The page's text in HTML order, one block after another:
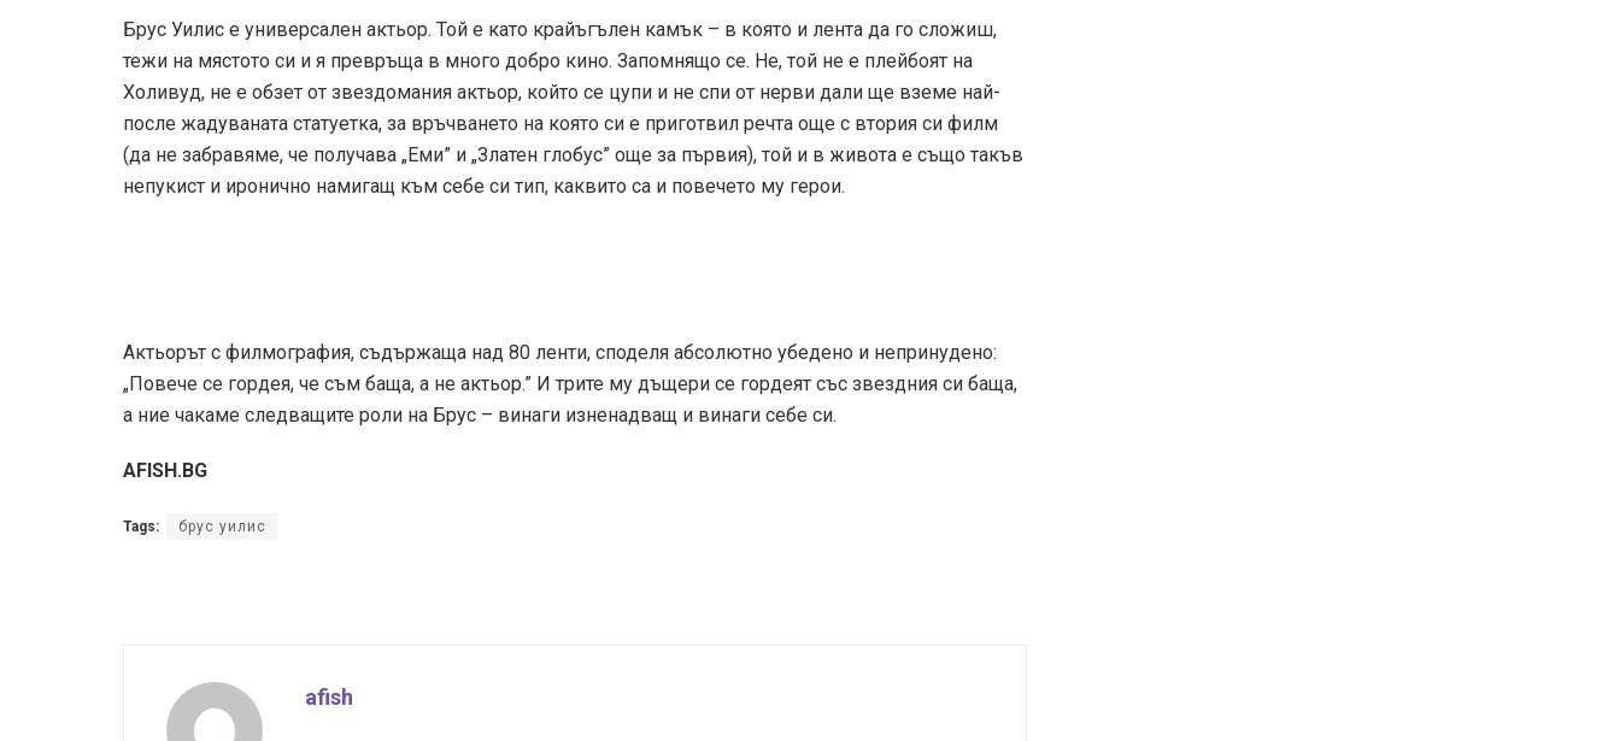
Брус Уилис е универсален актьор. Той е като крайъгълен камък – в която и лента да го сложиш,
тежи на мястото си и я превръща в много добро кино. Запомнящо се. Не, той не е плейбоят на
Холивуд, не е обзет от звездомания актьор, който се цупи и не спи от нерви дали ще вземе най-
после жадуваната статуетка, за връчването на която си е приготвил речта още с втория си филм
(да не забравяме, че получава „Еми” и „Златен глобус” още за първия), той и в живота е също такъв
непукист и иронично намигащ към себе си тип, каквито са и повечето му герои.
Актьорът с филмография, съдържаща над 80 ленти, споделя абсолютно убедено и непринудено:
„Повече се гордея, че съм баща, а не актьор.” И трите му дъщери се гордеят със звездния си баща,
а ние чакаме следващите роли на Брус – винаги изненадващ и винаги себе си.
AFISH.BG
Tags: брус уилис
afish